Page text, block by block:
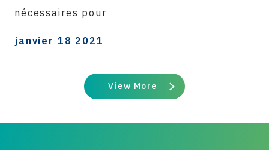
nécessaires pour
janvier 18 2021
View More